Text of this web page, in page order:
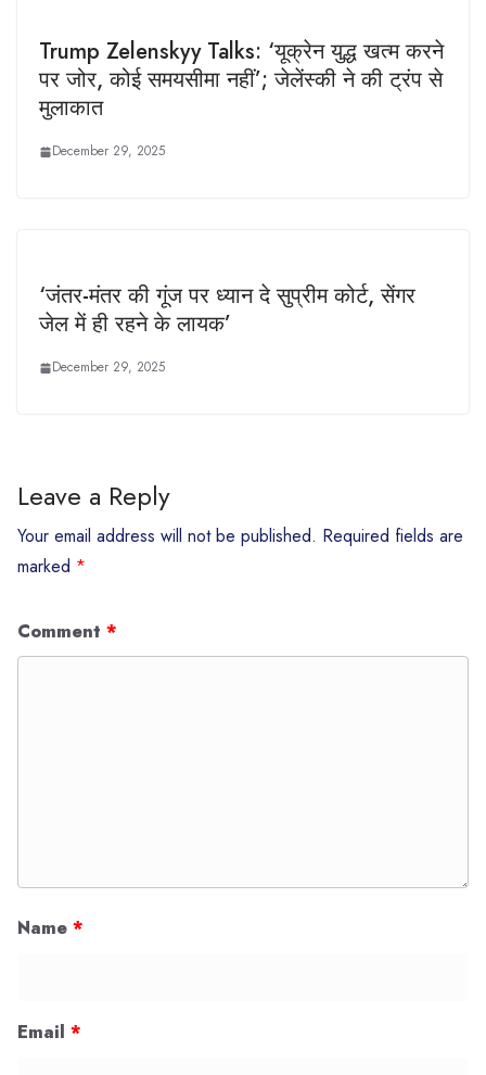
Trump Zelenskyy Talks: ‘यूक्रेन युद्ध खत्म करने
पर जोर, कोई समयसीमा नहीं’; जेलेंस्की ने की ट्रंप से
मुलाकात
December 29, 2025
‘जंतर-मंतर की गूंज पर ध्यान दे सुप्रीम कोर्ट, सेंगर
जेल में ही रहने के लायक’
December 29, 2025
Leave a Reply
Your email address will not be published. Required fields are
marked *
Comment *
Name *
Email *